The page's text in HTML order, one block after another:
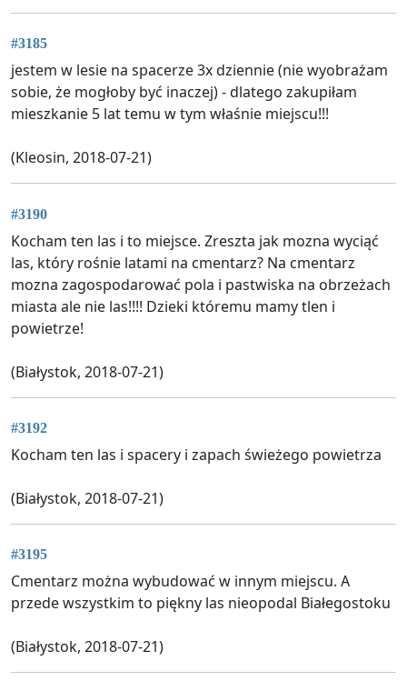
#3185
jestem w lesie na spacerze 3x dziennie (nie wyobrażam
sobie, że mogłoby być inaczej) - dlatego zakupiłam
mieszkanie 5 lat temu w tym właśnie miejscu!!!
(Kleosin, 2018-07-21)
#3190
Kocham ten las i to miejsce. Zreszta jak mozna wyciąć
las, który rośnie latami na cmentarz? Na cmentarz
mozna zagospodarować pola i pastwiska na obrzeżach
miasta ale nie las!!!! Dzieki któremu mamy tlen i
powietrze!
(Białystok, 2018-07-21)
#3192
Kocham ten las i spacery i zapach świeżego powietrza
(Białystok, 2018-07-21)
#3195
Cmentarz można wybudować w innym miejscu. A
przede wszystkim to piękny las nieopodal Białegostoku
(Białystok, 2018-07-21)